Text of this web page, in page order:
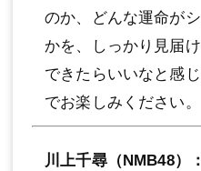
のか、どんな運命が
かを、しっかり⾒届
できたらいいなと感
でお楽しみください。
川上千尋（NMB48）